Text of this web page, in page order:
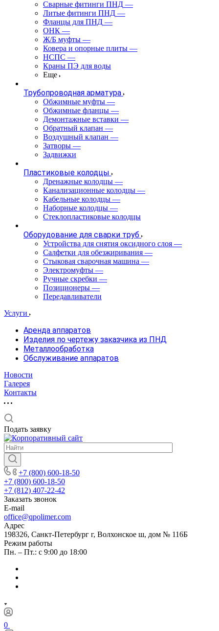
Сварные фитинги ПНД —
Литые фитинги ПНД —
Фланцы для ПНД —
ОНК —
Ж/Б муфты —
Ковера и опорные плиты —
НСПС —
Краны ПЭ для воды
Еще
Трубопроводная арматура
Обжимные муфты —
Обжимные фланцы —
Демонтажные вставки —
Обратный клапан —
Воздушный клапан —
Затворы —
Задвижки
Пластиковые колодцы
Дренажные колодцы —
Канализационные колодцы —
Кабельные колодцы —
Наборные колодцы —
Стеклопластиковые колодцы
Оборудование для сварки труб
Устройства для снятия оксидного слоя —
Салфетки для обезжиривания —
Стыковая сварочная машина —
Электромуфты —
Ручные скребки —
Позиционеры —
Передавливатели
Услуги
Аренда аппаратов
Изделия по чертежу заказчика из ПНД
Металлообработка
Обслуживание аппаратов
Новости
Галерея
Контакты
Подать заявку
+7 (800) 600-18-50
+7 (800) 600-18-50
+7 (812) 407-22-42
Заказать звонок
E-mail
office@qpolimer.com
Адрес
198326, Санкт-Петербург г, Волхонское ш, дом № 116Б
Режим работы
Пн. – Пт.: с 9:00 до 18:00
0